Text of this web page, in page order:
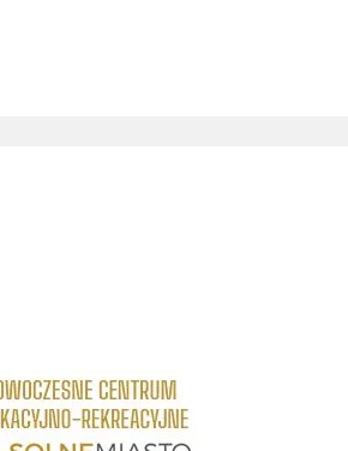
Centrum Edukacyjno Rekreacyjne